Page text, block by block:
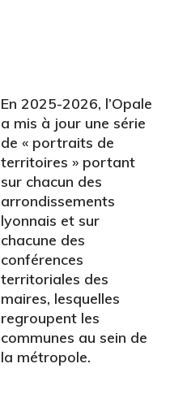
En 2025-2026, l’Opale
a mis à jour une série
de « portraits de
territoires » portant
sur chacun des
arrondissements
lyonnais et sur
chacune des
conférences
territoriales des
maires, lesquelles
regroupent les
communes au sein de
la métropole.